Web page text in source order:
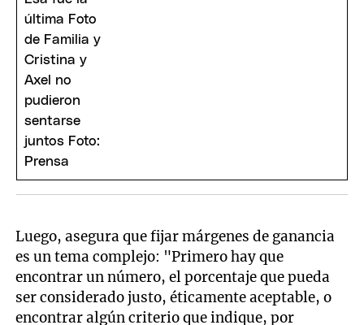
Luego, asegura que fijar márgenes de ganancia
es un tema complejo: "Primero hay que
encontrar un número, el porcentaje que pueda
ser considerado justo, éticamente aceptable, o
encontrar algún criterio que indique, por